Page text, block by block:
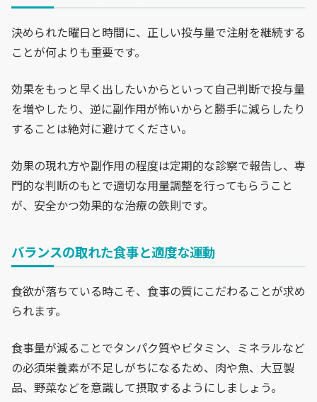
決められた曜日と時間に、正しい投与量で注射を継続する
ことが何よりも重要です。
効果をもっと早く出したいからといって自己判断で投与量
を増やしたり、逆に副作用が怖いからと勝手に減らしたり
することは絶対に避けてください。
効果の現れ方や副作用の程度は定期的な診察で報告し、専
門的な判断のもとで適切な用量調整を行ってもらうこと
が、安全かつ効果的な治療の鉄則です。
バランスの取れた食事と適度な運動
食欲が落ちている時こそ、食事の質にこだわることが求め
られます。
食事量が減ることでタンパク質やビタミン、ミネラルなど
の必須栄養素が不足しがちになるため、肉や魚、大豆製
品、野菜などを意識して摂取するようにしましょう。